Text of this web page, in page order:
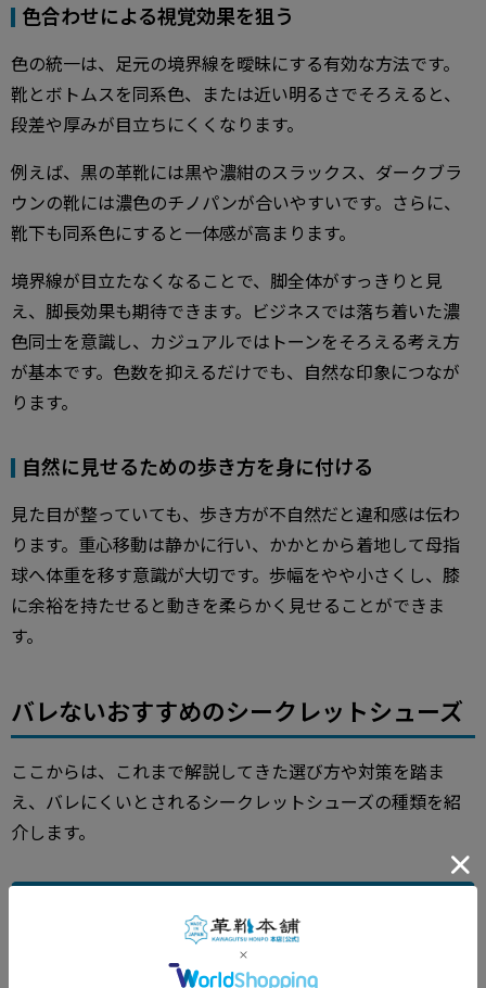
色合わせによる視覚効果を狙う
色の統一は、足元の境界線を曖昧にする有効な方法です。
靴とボトムスを同系色、または近い明るさでそろえると、
段差や厚みが目立ちにくくなります。
例えば、黒の革靴には黒や濃紺のスラックス、ダークブラ
ウンの靴には濃色のチノパンが合いやすいです。さらに、
靴下も同系色にすると一体感が高まります。
境界線が目立たなくなることで、脚全体がすっきりと見
え、脚長効果も期待できます。ビジネスでは落ち着いた濃
色同士を意識し、カジュアルではトーンをそろえる考え方
が基本です。色数を抑えるだけでも、自然な印象につなが
ります。
自然に見せるための歩き方を身に付ける
見た目が整っていても、歩き方が不自然だと違和感は伝わ
ります。重心移動は静かに行い、かかとから着地して母指
球へ体重を移す意識が大切です。歩幅をやや小さくし、膝
に余裕を持たせると動きを柔らかく見せることができま
す。
バレないおすすめのシークレットシューズ
ここからは、これまで解説してきた選び方や対策を踏ま
え、バレにくいとされるシークレットシューズの種類を紹
介します。
【ビジネス】内羽根式ストレートチップ